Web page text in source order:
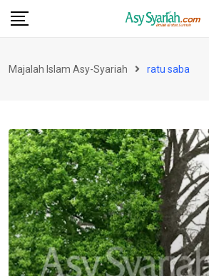
Skip
Majalah Islam Asy-Syariah ratu saba